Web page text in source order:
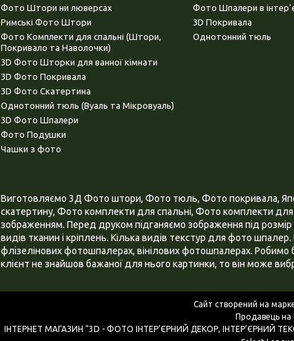
Фото Штори ни люверсах
Римські Фото Штори
Фото Комплекти для спальні (Штори,
Покривало та Наволочки)
3D Фото Шторки для ванної кімнати
3D Фото Покривала
3D Фото Скатертина
Однотонний тюль (Вуаль та Мікровуаль)
3D Фото Шпалери
Фото Подушки
Чашки з фото
Фото Шпалери в
3D Покривала
Однотонний тюль
Виготовляємо 3Д Фото штори, Фото тюль, Фото покривала,
скатертину, Фото комплекти для спальні, Фото комплекти для
зображенням. Перед друком підганяємо зображення під
видів тканин і кріплень. Кілька видів текстур для фото
флізелінових фотошпалерах, вінілових фотошпалерах. Робимо
клієнт не знайшов бажаної для нього картинки, то він може
Сайт створений на
Продавець на